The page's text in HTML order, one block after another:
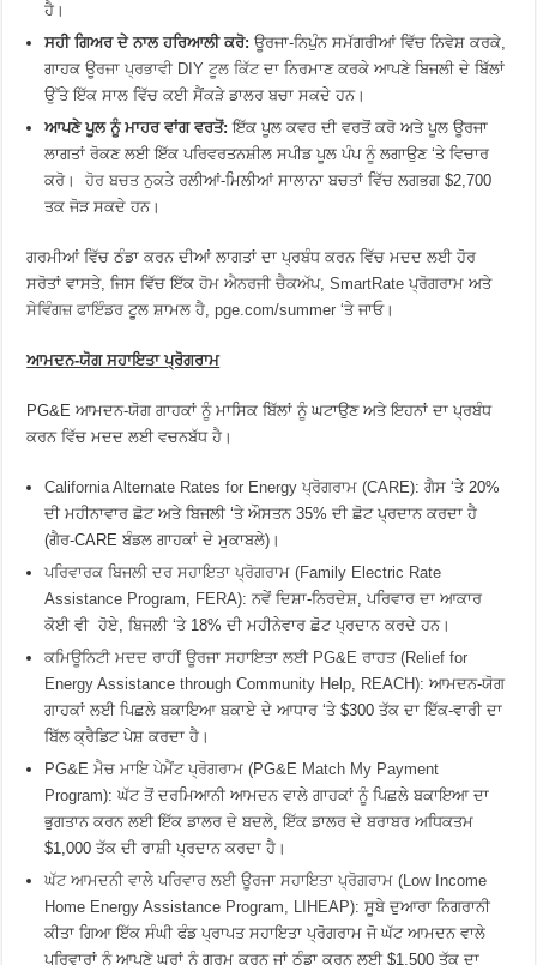
ਹੈ।
ਸਹੀ ਗਿਅਰ ਦੇ ਨਾਲ ਹਰਿਆਲੀ ਕਰੋ: ਊਰਜਾ-ਨਿਪੁੰਨ ਸਮੱਗਰੀਆਂ ਵਿੱਚ ਨਿਵੇਸ਼ ਕਰਕੇ,
ਗਾਹਕਊਰਜਾ ਪ੍ਰਭਾਵੀ DIY ਟੂਲ ਕਿੱਟਦਾ ਨਿਰਮਾਣ ਕਰਕੇ ਆਪਣੇ ਬਿਜਲੀ ਦੇ ਬਿੱਲਾਂ
ਉੱਤੇ ਇੱਕ ਸਾਲ ਵਿੱਚ ਕਈ ਸੈਂਕੜੇ ਡਾਲਰ ਬਚਾ ਸਕਦੇ ਹਨ।
ਆਪਣੇ ਪੂਲ ਨੂੰ ਮਾਹਰ ਵਾਂਗ ਵਰਤੋਂ: ਇੱਕ ਪੂਲ ਕਵਰ ਦੀ ਵਰਤੋਂ ਕਰੋ ਅਤੇ ਪੂਲ ਊਰਜਾ
ਲਾਗਤਾਂ ਰੋਕਣ ਲਈ ਇੱਕ ਪਰਿਵਰਤਨਸ਼ੀਲ ਸਪੀਡ ਪੂਲ ਪੰਪ ਨੂੰ ਲਗਾਉਣ ‘ਤੇ ਵਿਚਾਰ
ਕਰੋ।ਹੋਰ ਬਚਤ ਨੁਕਤੇਰਲੀਆਂ-ਮਿਲੀਆਂ ਸਾਲਾਨਾ ਬਚਤਾਂ ਵਿੱਚ ਲਗਭਗ $2,700
ਤਕ ਜੋੜ ਸਕਦੇ ਹਨ।
ਗਰਮੀਆਂ ਵਿੱਚ ਠੰਡਾ ਕਰਨ ਦੀਆਂ ਲਾਗਤਾਂ ਦਾ ਪ੍ਰਬੰਧ ਕਰਨ ਵਿੱਚ ਮਦਦ ਲਈ ਹੋਰ
ਸਰੋਤਾਂ ਵਾਸਤੇ, ਜਿਸ ਵਿੱਚ ਇੱਕਹੋਮ ਐਨਰਜੀ ਚੈਕਅੱਪ,SmartRate ਪ੍ਰੋਗਰਾਮ ਅਤੇ
ਸੇਵਿੰਗਜ਼ ਫਾਇੰਡਰ ਟੂਲ ਸ਼ਾਮਲ ਹੈ,pge.com/summer ‘ਤੇ ਜਾਓ।
ਆਮਦਨ-ਯੋਗ ਸਹਾਇਤਾ ਪ੍ਰੋਗਰਾਮ
PG&E ਆਮਦਨ-ਯੋਗ ਗਾਹਕਾਂ ਨੂੰ ਮਾਸਿਕ ਬਿੱਲਾਂ ਨੂੰ ਘਟਾਉਣ ਅਤੇ ਇਹਨਾਂ ਦਾ ਪ੍ਰਬੰਧ
ਕਰਨ ਵਿੱਚ ਮਦਦ ਲਈ ਵਚਨਬੱਧ ਹੈ।
California Alternate Rates for Energy ਪ੍ਰੋਗਰਾਮ (CARE): ਗੈਸ ‘ਤੇ 20%
ਦੀ ਮਹੀਨਾਵਾਰ ਛੋਟ ਅਤੇ ਬਿਜਲੀ ‘ਤੇ ਔਸਤਨ 35% ਦੀ ਛੋਟ ਪ੍ਰਦਾਨ ਕਰਦਾ ਹੈ
(ਗੈਰ-CARE ਬੰਡਲ ਗਾਹਕਾਂ ਦੇ ਮੁਕਾਬਲੇ)।
ਪਰਿਵਾਰਕ ਬਿਜਲੀ ਦਰ ਸਹਾਇਤਾ ਪ੍ਰੋਗਰਾਮ (Family Electric Rate
Assistance Program, FERA): ਨਵੇਂ ਦਿਸ਼ਾ-ਨਿਰਦੇਸ਼, ਪਰਿਵਾਰ ਦਾ ਆਕਾਰ
ਕੋਈ ਵੀ ਹੋਏ, ਬਿਜਲੀ ‘ਤੇ 18% ਦੀ ਮਹੀਨੇਵਾਰ ਛੋਟ ਪ੍ਰਦਾਨ ਕਰਦੇ ਹਨ।
ਕਮਿਊਨਿਟੀ ਮਦਦ ਰਾਹੀਂ ਊਰਜਾ ਸਹਾਇਤਾ ਲਈ PG&E ਰਾਹਤ (Relief for
Energy Assistance through Community Help, REACH): ਆਮਦਨ-ਯੋਗ
ਗਾਹਕਾਂ ਲਈ ਪਿਛਲੇ ਬਕਾਇਆ ਬਕਾਏ ਦੇ ਆਧਾਰ ‘ਤੇ $300 ਤੱਕ ਦਾ ਇੱਕ-ਵਾਰੀ ਦਾ
ਬਿੱਲ ਕ੍ਰੈਡਿਟ ਪੇਸ਼ ਕਰਦਾ ਹੈ।
PG&E ਮੈਚ ਮਾਇ ਪੇਮੈਂਟ ਪ੍ਰੋਗਰਾਮ (PG&E Match My Payment
Program): ਘੱਟ ਤੋਂ ਦਰਮਿਆਨੀ ਆਮਦਨ ਵਾਲੇ ਗਾਹਕਾਂ ਨੂੰ ਪਿਛਲੇ ਬਕਾਇਆ ਦਾ
ਭੁਗਤਾਨ ਕਰਨ ਲਈ ਇੱਕ ਡਾਲਰ ਦੇ ਬਦਲੇ, ਇੱਕ ਡਾਲਰ ਦੇ ਬਰਾਬਰ ਅਧਿਕਤਮ
$1,000 ਤੱਕ ਦੀ ਰਾਸ਼ੀ ਪ੍ਰਦਾਨ ਕਰਦਾ ਹੈ।
ਘੱਟ ਆਮਦਨੀ ਵਾਲੇ ਪਰਿਵਾਰ ਲਈ ਊਰਜਾ ਸਹਾਇਤਾ ਪ੍ਰੋਗਰਾਮ (Low Income
Home Energy Assistance Program, LIHEAP): ਸੂਬੇ ਦੁਆਰਾ ਨਿਗਰਾਨੀ
ਕੀਤਾ ਗਿਆ ਇੱਕ ਸੰਘੀ ਫੰਡ ਪ੍ਰਾਪਤ ਸਹਾਇਤਾ ਪ੍ਰੋਗਰਾਮ ਜੋ ਘੱਟ ਆਮਦਨ ਵਾਲੇ
ਪਰਿਵਾਰਾਂ ਨੂੰ ਆਪਣੇ ਘਰਾਂ ਨੂੰ ਗਰਮ ਕਰਨ ਜਾਂ ਠੰਡਾ ਕਰਨ ਲਈ $1,500 ਤੱਕ ਦਾ